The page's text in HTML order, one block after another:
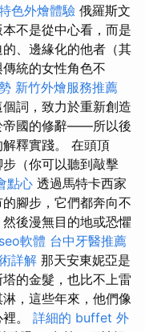
色外燴體驗 俄羅斯文
不是從中心看，而是
、邊緣化的他者（其
統的女性角色不
新竹外燴服務推薦
詞，致力於重新創造
帝國的修辭——所以後
釋實踐。 在頭頂
（你可以聽到敲擊
點心 透過馬特卡西家
腳步，它們都奔向不
後漫無目的地或恐懼
seo軟體 台中牙醫推薦
詳解 那天安東妮亞是
的金髮，也比不上雷
，這些年來，他們像
。 詳細的 buffet 外